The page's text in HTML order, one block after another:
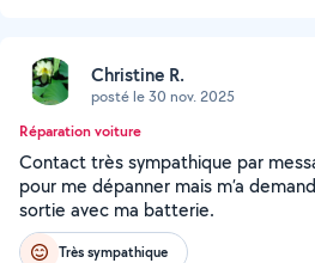
Christine R.
posté le 30 nov. 2025
Réparation voiture
Contact très sympathique par
pour me dépanner mais m’a
sortie avec ma batterie.
Très sympathique